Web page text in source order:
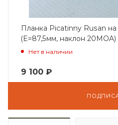
Планка Picatinny Rusan
(E=87,5мм, наклон
Нет в наличии
9 100 ₽